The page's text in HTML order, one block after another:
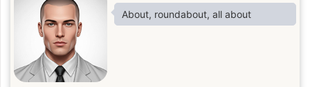
About, roundabout, all about